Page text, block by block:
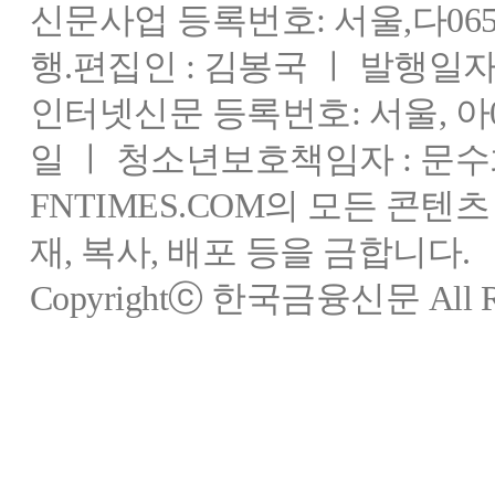
신문사업 등록번호: 서울,다
행.편집인 : 김봉국 ㅣ 발행일
인터넷신문 등록번호: 서울,
일 ㅣ 청소년보호책임자 : 문
FNTIMES.COM의 모든 콘텐
재, 복사, 배포 등을 금합니다.
Copyrightⓒ 한국금융신문 All